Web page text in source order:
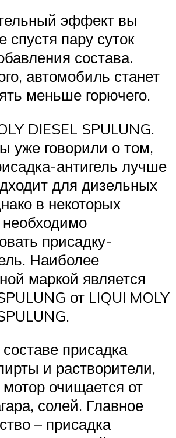
эффект вы
спустя пару суток
состава.
автомобиль станет
меньше горючего.
DIESEL SPULUNG.
уже говорили о том,
антигель лучше
для дизельных
в некоторых
необходимо
присадку-
Наиболее
маркой является
от LIQUI MOLY
присадка
и растворители,
очищается от
солей. Главное
– присадка